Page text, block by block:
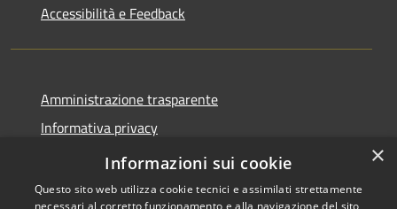
Accessibilità e Feedback
Amministrazione trasparente
Informativa privacy
×
Informazioni sui cookie
Questo sito web utilizza cookie tecnici e assimilati strettamente
necessari al corretto funzionamento e alla navigazione del sito,